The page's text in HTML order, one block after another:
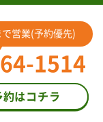
で営業(予約優先)
1514
約はコチラ